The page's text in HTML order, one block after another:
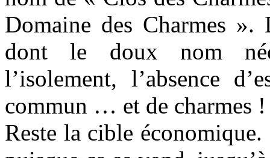
Domaine des Charmes ».
dont le doux nom
l’isolement, l’absence
commun … et de charmes !
Reste la cible